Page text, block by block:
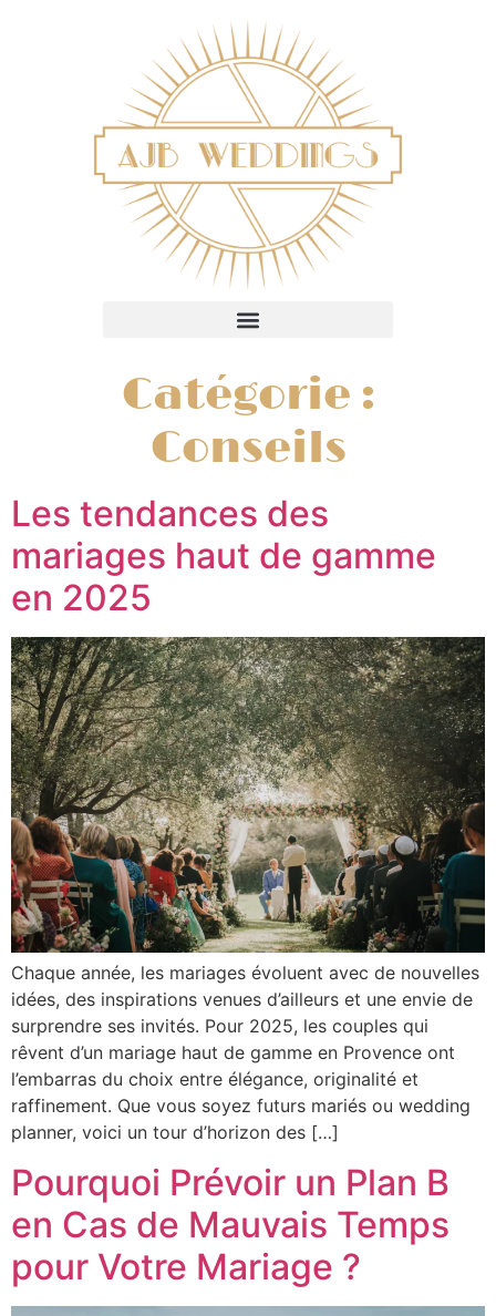
Catégorie :
Conseils
Les tendances des
mariages haut de gamme
en 2025
Chaque année, les mariages évoluent avec de nouvelles
idées, des inspirations venues d’ailleurs et une envie de
surprendre ses invités. Pour 2025, les couples qui
rêvent d’un mariage haut de gamme en Provence ont
l’embarras du choix entre élégance, originalité et
raffinement. Que vous soyez futurs mariés ou wedding
planner, voici un tour d’horizon des […]
Pourquoi Prévoir un Plan B
en Cas de Mauvais Temps
pour Votre Mariage ?